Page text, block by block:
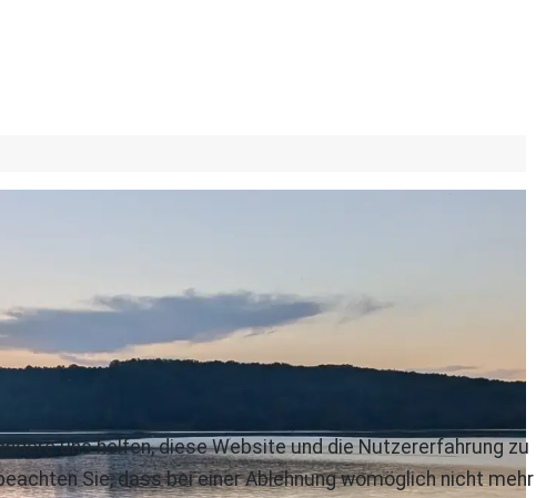
uns helfen, diese Website und die Nutzererfahrung zu
Sie, dass bei einer Ablehnung womöglich nicht mehr